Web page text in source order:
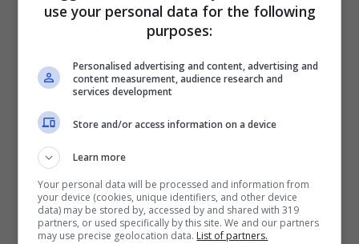
pesce azzurro che, oltre a essere un
un’azione antinfiammatoria e contiene dei
grassi buoni. All’interno poi delle alici le
lische sono ricchi di vitamina D e Calcio,
una combinazione perfetta per combattere
l’osteoporosi. L’accoppiata poi tra calcio e
vitamina D sembra avere un ruolo molto
use your personal data for the following
purposes:
Personalised advertising and content, advertising and
content measurement, audience research and
services development
Store and/or access information on a device
Learn more
Your personal data will be processed and information from
your device (cookies, unique identifiers, and other device
data) may be stored by, accessed by and shared with 319
partners, or used specifically by this site. We and our partners
may use precise geolocation data. List of partners.